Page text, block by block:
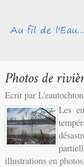
Ecrit par
Les
illustrations en